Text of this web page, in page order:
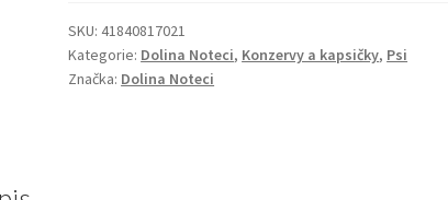
SKU:41840817021
Kategorie: Dolina Noteci, Konzervy a kapsičky, Psi
Značka: Dolina Noteci